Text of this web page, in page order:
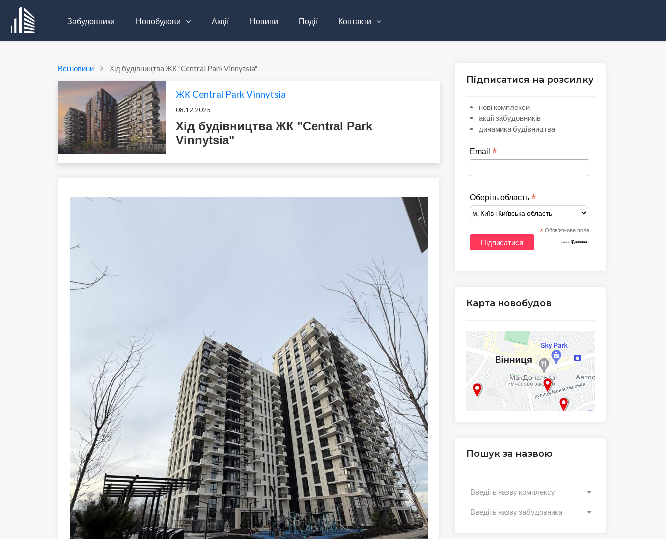
Забудовники Новобудови Акції Новини Події Контакти
Всі новини Хід будівництва ЖК "Central Park Vinnytsia"
ЖК Central Park Vinnytsia
08.12.2025
Хід будівництва ЖК "Central Park
Vinnytsia"
Підписатися на розсилку
нові комплекси
акції забудовників
динамика будівництва
Email*
Оберіть область*
* Обов'язкове поле
Карта новобудов
Пошук за назвою
Введіть назву комплексу
Введіть назву забудовника